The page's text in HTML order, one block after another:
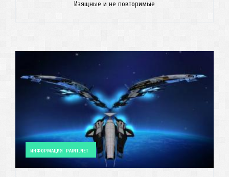
Изящные и не повторимые
ИНФОРМАЦИЯ PAINT.NET